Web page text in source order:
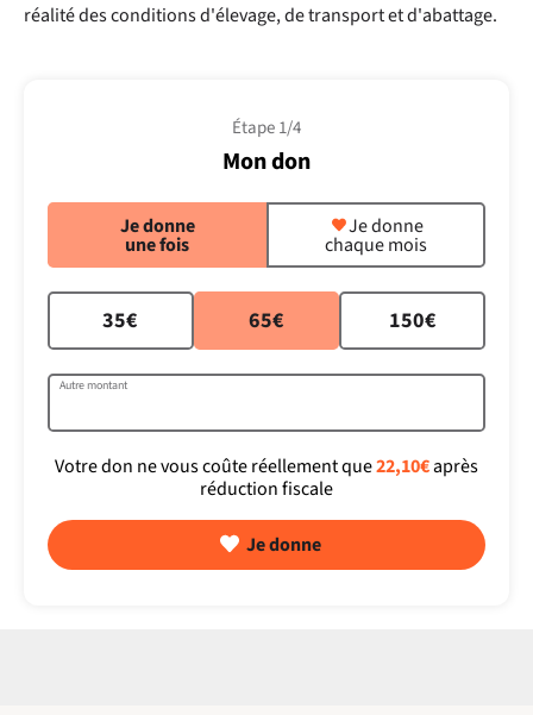
réalité des conditions d'élevage, de transport et d'abattage.
Mon don
Étape 1/4
Je donne
une fois
Je donne
chaque mois
35€ 65€ 150€
Autre montant
Votre don ne vous coûte réellement que22,10€après
réduction fiscale
Je donne